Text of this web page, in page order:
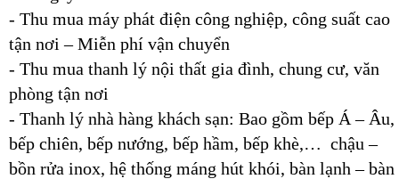
- Thu mua máy phát điện công nghiệp, công suất cao
tận nơi – Miễn phí vận chuyển
- Thu mua thanh lý nội thất gia đình, chung cư, văn
phòng tận nơi
- Thanh lý nhà hàng khách sạn: Bao gồm bếp Á – Âu,
bếp chiên, bếp nướng, bếp hầm, bếp khè,… chậu –
bồn rửa inox, hệ thống máng hút khói, bàn lạnh – bàn